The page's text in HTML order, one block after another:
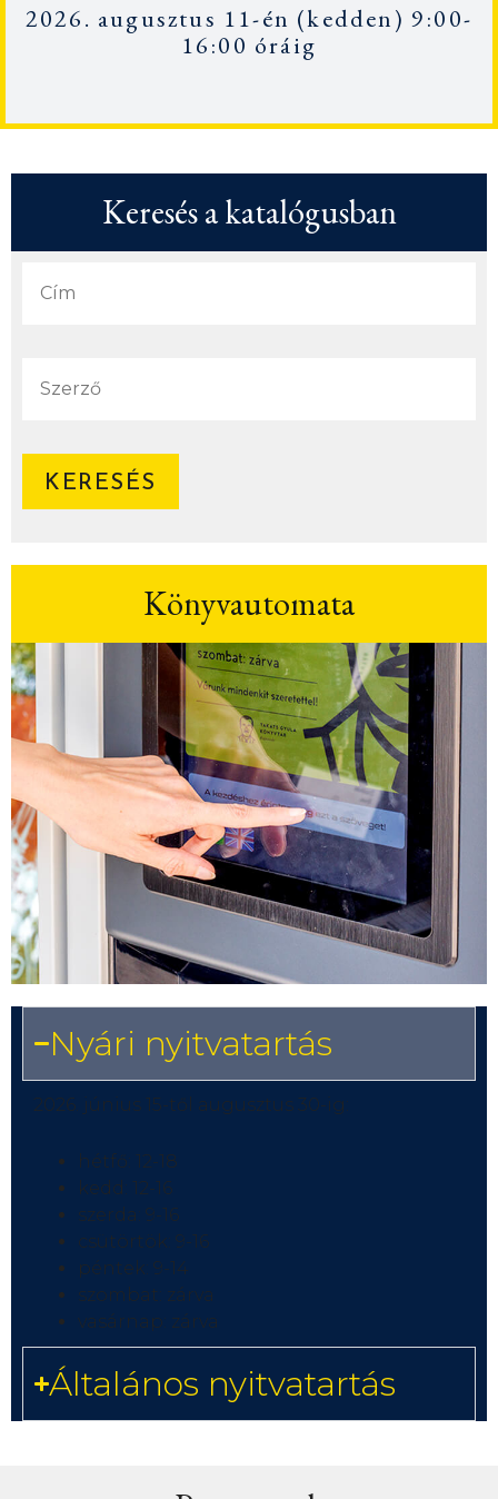
2026. augusztus 11-én (kedden) 9:00-
16:00 óráig
Keresés a katalógusban
Könyvautomata
Nyári nyitvatartás
2026. június 15-től augusztus 30-ig:
hétfő: 12-18
kedd: 12-16
szerda: 9-16
csütörtök: 9-16
péntek: 9-14
szombat: zárva
vasárnap: zárva
Általános nyitvatartás